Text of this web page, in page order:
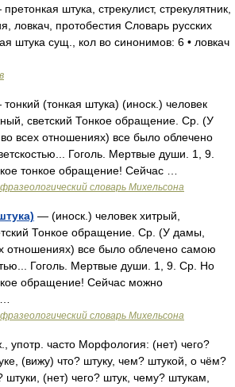
штука, стрекулист, стрекулятник,
ловкач, протобестия Словарь русских
штука сущ., кол во синонимов: 6 • ловкач
(тонкая штука) (иноск.) человек
светский Тонкое обращение. Ср. (У
всех отношениях) все было облечено
Гоголь. Мертвые души. 1, 9.
тонкое обращение! Сейчас …
словарь Михельсона
— (иноск.) человек хитрый,
Тонкое обращение. Ср. (У дамы,
отношениях) все было облечено самою
Гоголь. Мертвые души. 1, 9. Ср. Но
обращение! Сейчас можно
словарь Михельсона
употр. часто Морфология: (нет) чего?
(вижу) что? штуку, чем? штукой, о чём?
штуки, (нет) чего? штук, чему? штукам,